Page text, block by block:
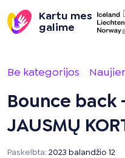
Kartu mes
galime
Be kategorijos
Bounce back
JAUSMŲ
Paskelbta: 2023 balandžio 12